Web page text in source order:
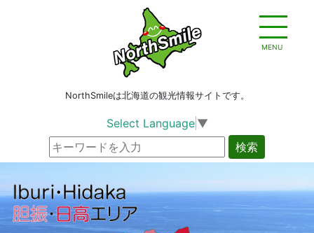
MENU
NorthSmileは北海道の観光情報サイトです。
Select Language ▼
検索